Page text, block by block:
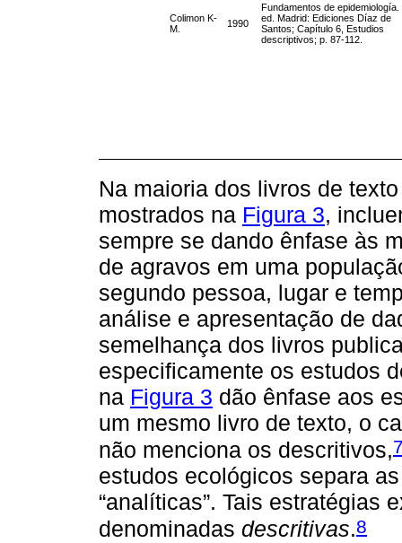
Colimon K-
M.
1990
Fundamentos de epidemiología.
ed. Madrid: Ediciones Díaz de
Santos; Capítulo 6, Estudios
descriptivos; p. 87-112.
Na maioria dos livros de
mostrados na Figura 3,
sempre se dando ênfase às
de agravos em uma
segundo pessoa, lugar e
análise e apresentação de
semelhança dos livros
especificamente os estudos
na Figura 3 dão ênfase aos
um mesmo livro de texto, o
não menciona os descritivos,
estudos ecológicos separa
“analíticas”. Tais estratégias
denominadas descritivas.8